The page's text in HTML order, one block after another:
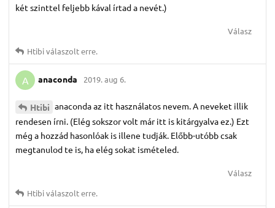
két szinttel feljebb kával írtad a nevét.)
Válasz
Htibiválaszolt erre.
A anaconda 2019. aug 6.
Htibi anaconda az itt használatos nevem. A neveket illik
rendesen írni. (Elég sokszor volt már itt is kitárgyalva ez.) Ezt
még a hozzád hasonlóak is illene tudják. Előbb-utóbb csak
megtanulod te is, ha elég sokat ismételed.
Válasz
Htibiválaszolt erre.